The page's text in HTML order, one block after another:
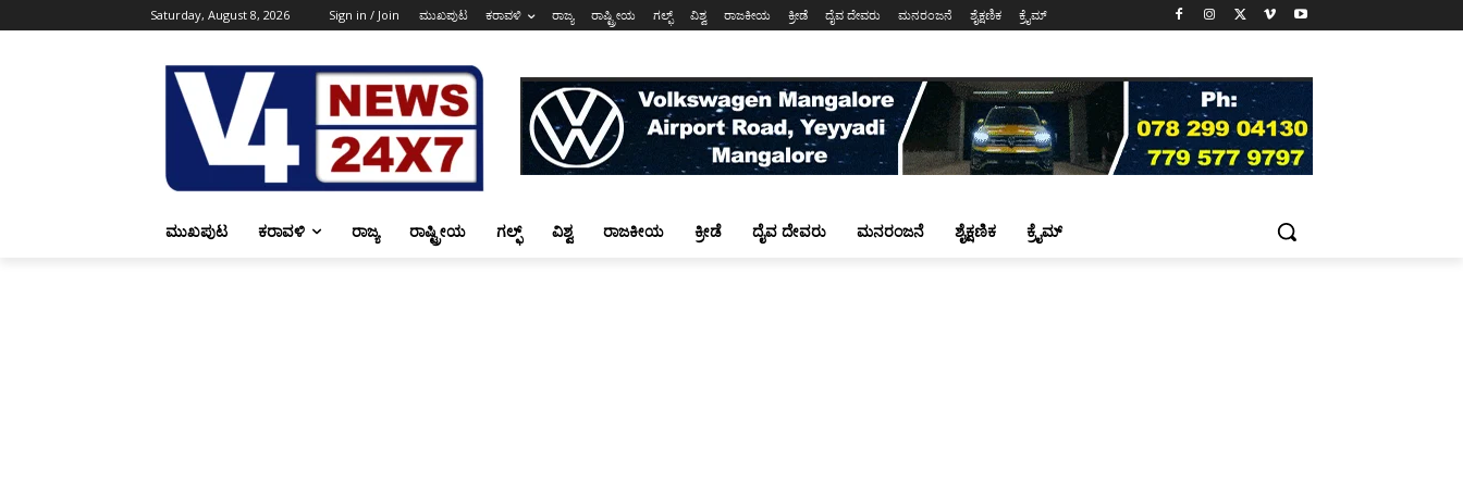
Saturday, August 8, 2026 Sign in / Join ಮುಖಪುಟ ಕರಾವಳಿ ರಾಜ್ಯ ರಾಷ್ಟ್ರೀಯ ಗಲ್ಫ್ ವಿಶ್ವ ರಾಜಕೀಯ ಕ್ರೀಡೆ ದೈವ ದೇವರು ಮನರಂಜನೆ ಶೈಕ್ಷಣಿಕ ಕ್ರೈಮ್
ಮುಖಪುಟ ಕರಾವಳಿ ರಾಜ್ಯ ರಾಷ್ಟ್ರೀಯ ಗಲ್ಫ್ ವಿಶ್ವ ರಾಜಕೀಯ ಕ್ರೀಡೆ ದೈವ ದೇವರು ಮನರಂಜನೆ ಶೈಕ್ಷಣಿಕ ಕ್ರೈಮ್